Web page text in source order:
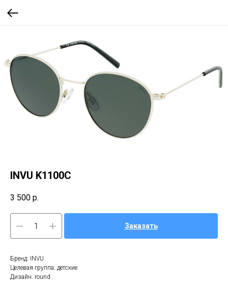
INVU K1100C
3 500 р.
Заказать
Бренд: INVU
Целевая группа: детские
Дизайн: round